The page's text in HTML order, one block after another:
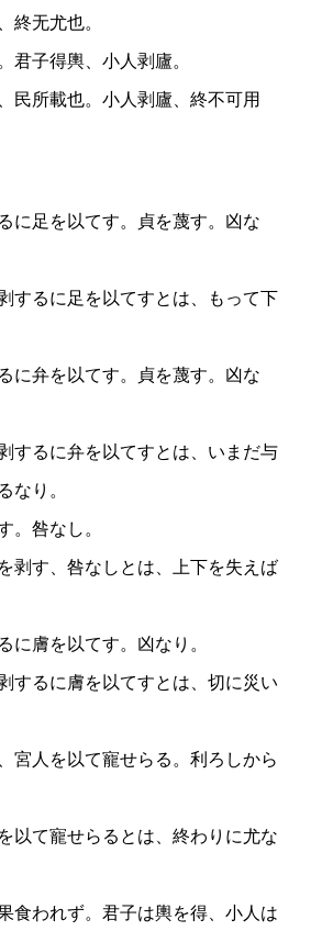
終无尤也。
君子得輿、小人剥廬。
民所載也。小人剥廬、終不可用
に足を以てす。貞を蔑す。凶な
するに足を以てすとは、もって下
に弁を以てす。貞を蔑す。凶な
するに弁を以てすとは、いまだ与
なり。
。咎なし。
剥す、咎なしとは、上下を失えば
に膚を以てす。凶なり。
するに膚を以てすとは、切に災い
宮人を以て寵せらる。利ろしから
以て寵せらるとは、終わりに尤な
食われず。君子は輿を得、小人は